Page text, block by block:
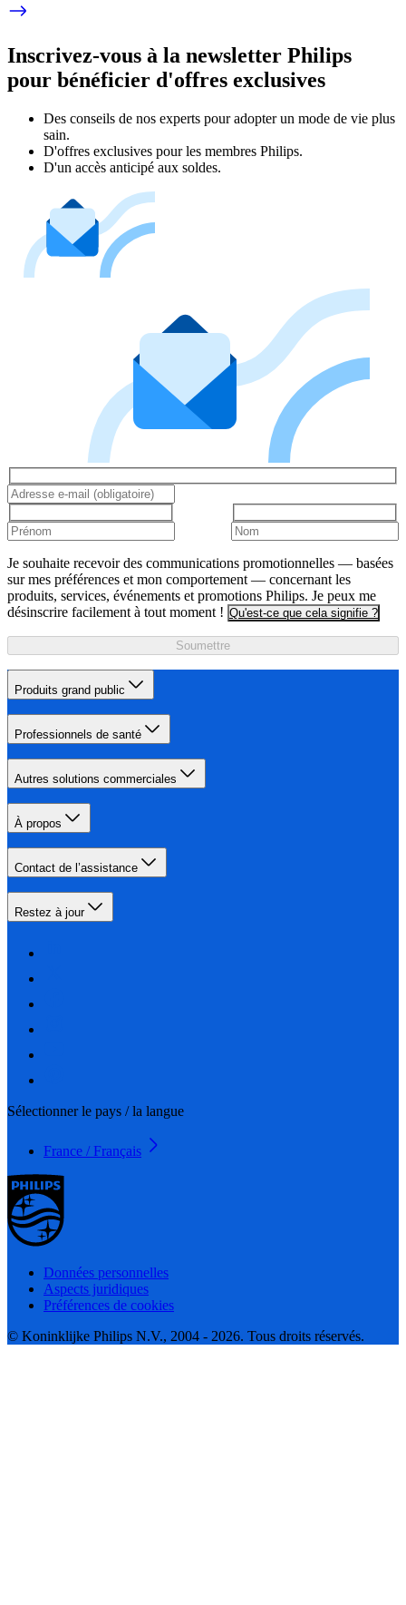
Inscrivez-vous à la newsletter Philips
pour bénéficier d'offres exclusives
Des conseils de nos experts pour adopter un mode de vie plus
sain.
D'offres exclusives pour les membres Philips.
D'un accès anticipé aux soldes.
Je souhaite recevoir des communications promotionnelles — basées
sur mes préférences et mon comportement — concernant les
produits, services, événements et promotions Philips. Je peux me
désinscrire facilement à tout moment ! Qu'est-ce que cela signifie ?
Soumettre
Produits grand public
Professionnels de santé
Autres solutions commerciales
À propos
Contact de l’assistance
Restez à jour
Sélectionner le pays / la langue
France / Français
Données personnelles
Aspects juridiques
Préférences de cookies
© Koninklijke Philips N.V., 2004 - 2026. Tous droits réservés.